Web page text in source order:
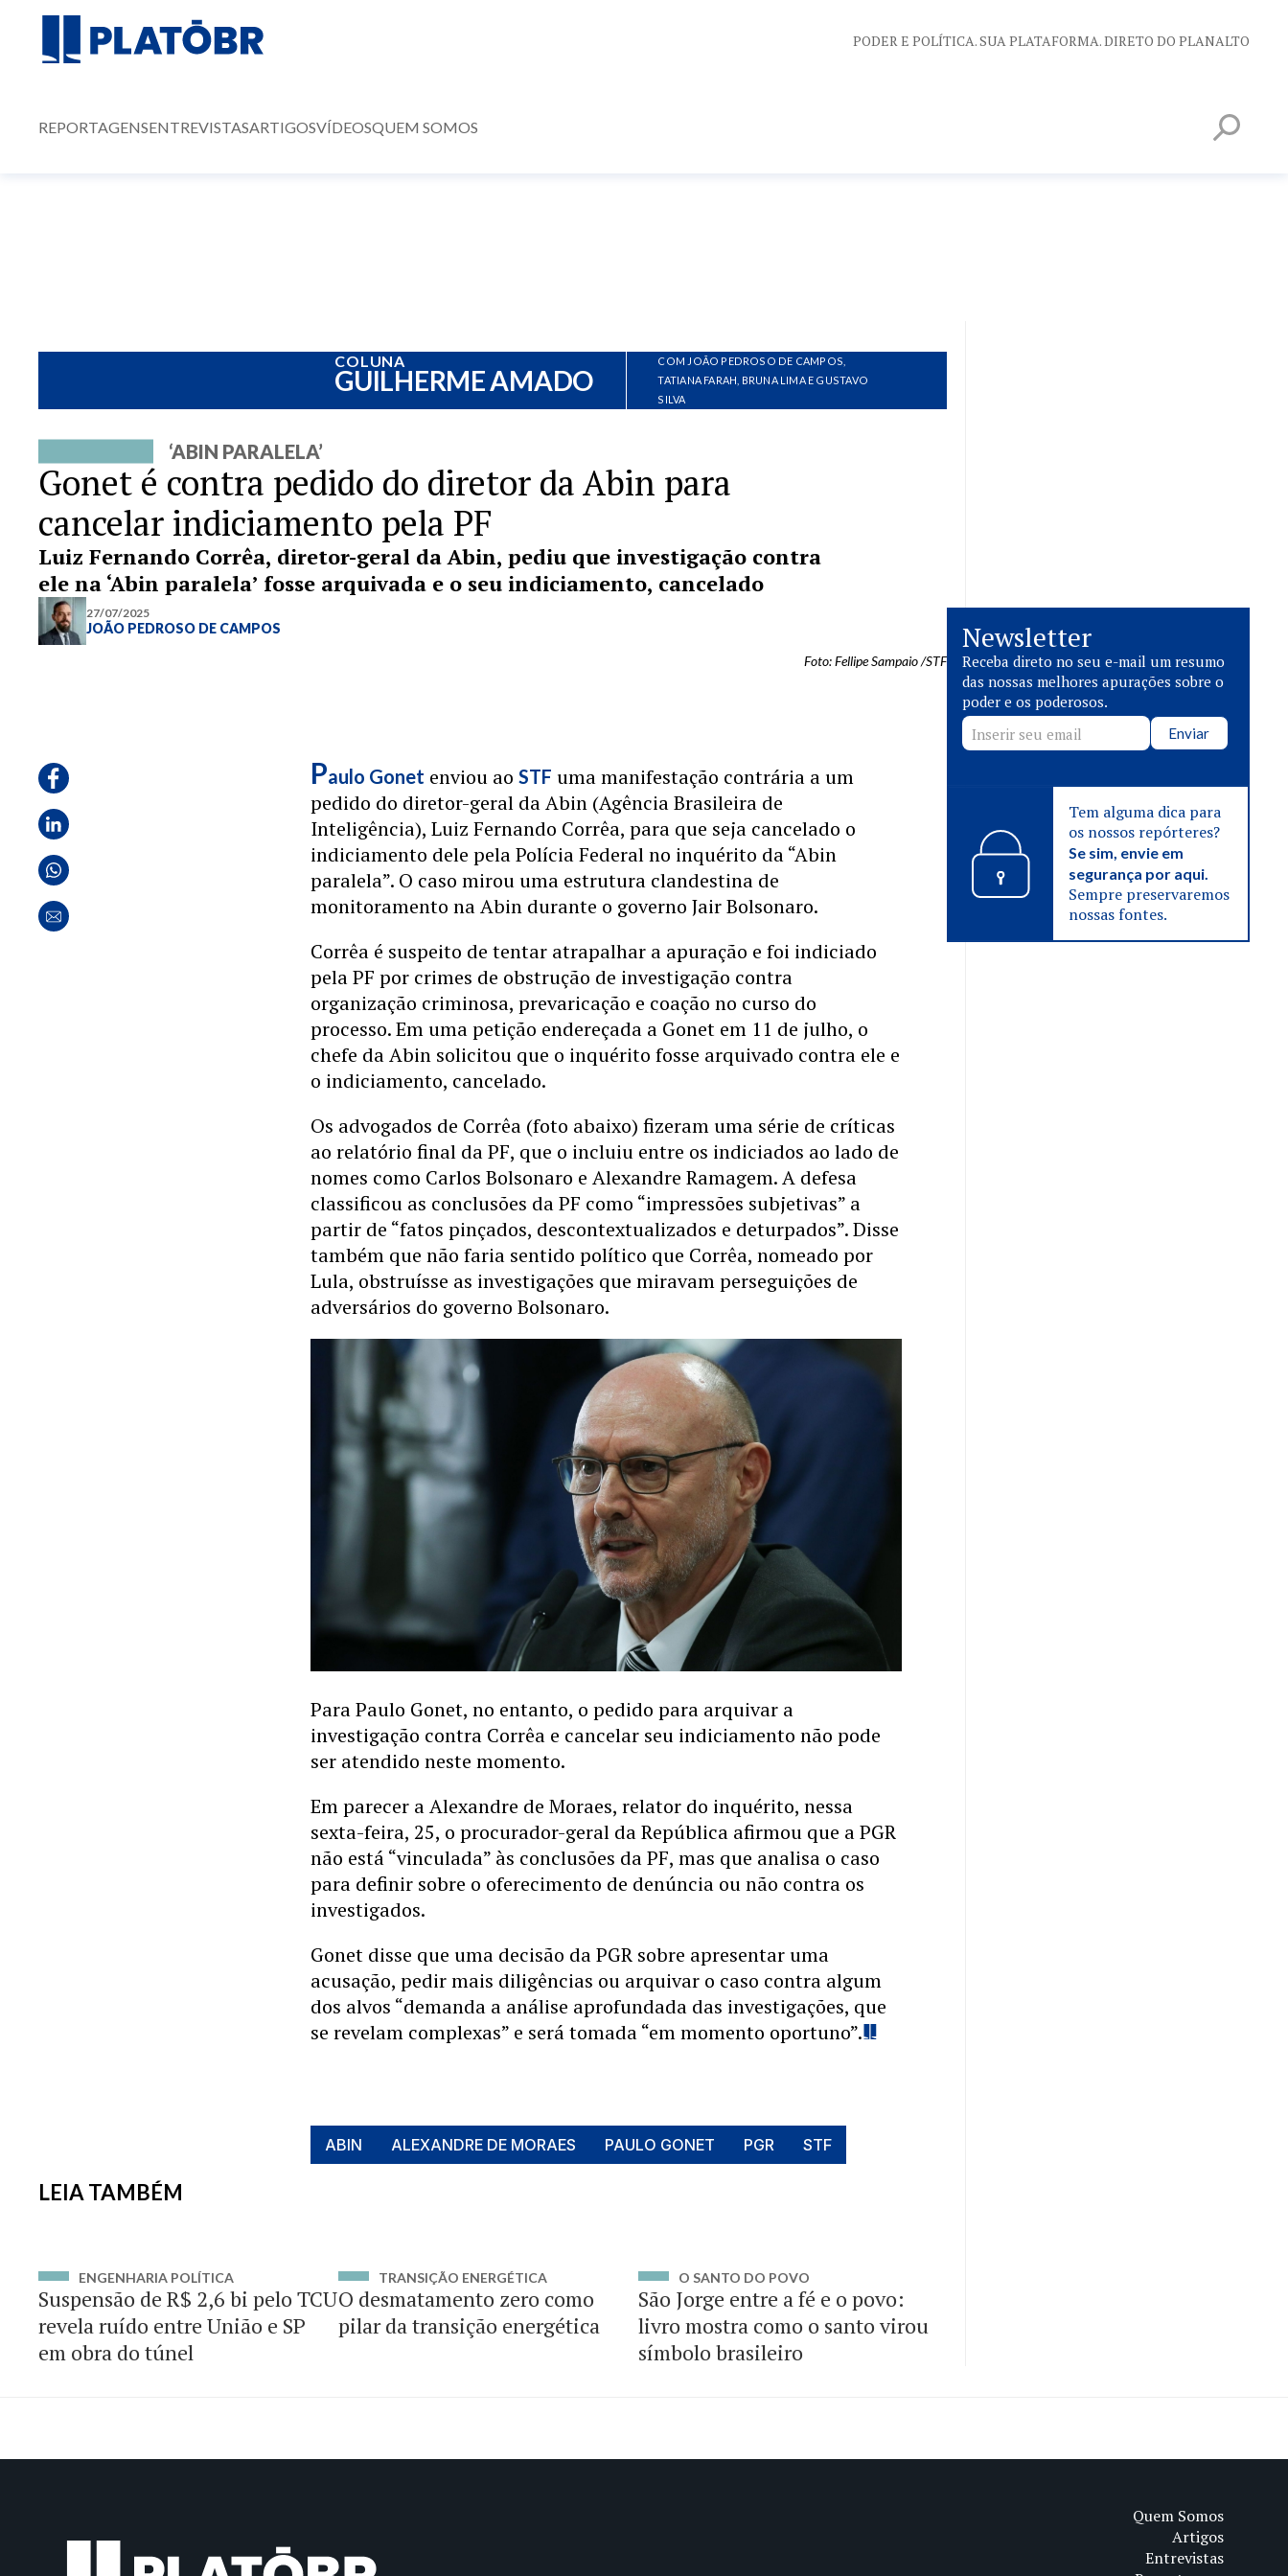
PODER E POLÍTICA. SUA PLATAFORMA. DIRETO DO PLANALTO
REPORTAGENSENTREVISTASARTIGOSVÍDEOSQUEM SOMOS
COLUNA
GUILHERME AMADO
COM JOÃO PEDROSO DE CAMPOS,
TATIANA FARAH, BRUNA LIMA E GUSTAVO
SILVA
‘ABIN PARALELA’
Gonet é contra pedido do diretor da Abin para
cancelar indiciamento pela PF
Luiz Fernando Corrêa, diretor-geral da Abin, pediu que investigação contra
ele na ‘Abin paralela’ fosse arquivada e o seu indiciamento, cancelado
27/07/2025
JOÃO PEDROSO DE CAMPOS
Foto: Fellipe Sampaio /STF
Paulo Gonet enviou aoSTF uma manifestação contrária a um
pedido do diretor-geral da Abin (Agência Brasileira de
Inteligência), Luiz Fernando Corrêa, para que seja cancelado o
indiciamento dele pela Polícia Federal no inquérito da “Abin
paralela”. O caso mirou uma estrutura clandestina de
monitoramento na Abin durante o governo Jair Bolsonaro.
Corrêa é suspeito de tentar atrapalhar a apuração e foi indiciado
pela PF por crimes de obstrução de investigação contra
organização criminosa, prevaricação e coação no curso do
processo. Em uma petição endereçada a Gonet em 11 de julho, o
chefe da Abin solicitou que o inquérito fosse arquivado contra ele e
o indiciamento, cancelado.
Os advogados de Corrêa (foto abaixo) fizeram uma série de críticas
ao relatório final da PF, que o incluiu entre os indiciados ao lado de
nomes como Carlos Bolsonaro e Alexandre Ramagem. A defesa
classificou as conclusões da PF como “impressões subjetivas” a
partir de “fatos pinçados, descontextualizados e deturpados”. Disse
também que não faria sentido político que Corrêa, nomeado por
Lula, obstruísse as investigações que miravam perseguições de
adversários do governo Bolsonaro.
Para Paulo Gonet, no entanto, o pedido para arquivar a
investigação contra Corrêa e cancelar seu indiciamento não pode
ser atendido neste momento.
Em parecer a Alexandre de Moraes, relator do inquérito, nessa
sexta-feira, 25, o procurador-geral da República afirmou que a PGR
não está “vinculada” às conclusões da PF, mas que analisa o caso
para definir sobre o oferecimento de denúncia ou não contra os
investigados.
Gonet disse que uma decisão da PGR sobre apresentar uma
acusação, pedir mais diligências ou arquivar o caso contra algum
dos alvos “demanda a análise aprofundada das investigações, que
se revelam complexas” e será tomada “em momento oportuno”.
ABIN ALEXANDRE DE MORAES PAULO GONET PGR STF
LEIA TAMBÉM
ENGENHARIA POLÍTICA
Suspensão de R$ 2,6 bi pelo TCU
revela ruído entre União e SP
em obra do túnel
TRANSIÇÃO ENERGÉTICA
O desmatamento zero como
pilar da transição energética
O SANTO DO POVO
São Jorge entre a fé e o povo:
livro mostra como o santo virou
símbolo brasileiro
Newsletter
Receba direto no seu e-mail um resumo
das nossas melhores apurações sobre o
poder e os poderosos.
Enviar
Tem alguma dica para
os nossos repórteres?
Se sim, envie em
segurança por aqui.
Sempre preservaremos
nossas fontes.
Quem Somos
Artigos
Entrevistas